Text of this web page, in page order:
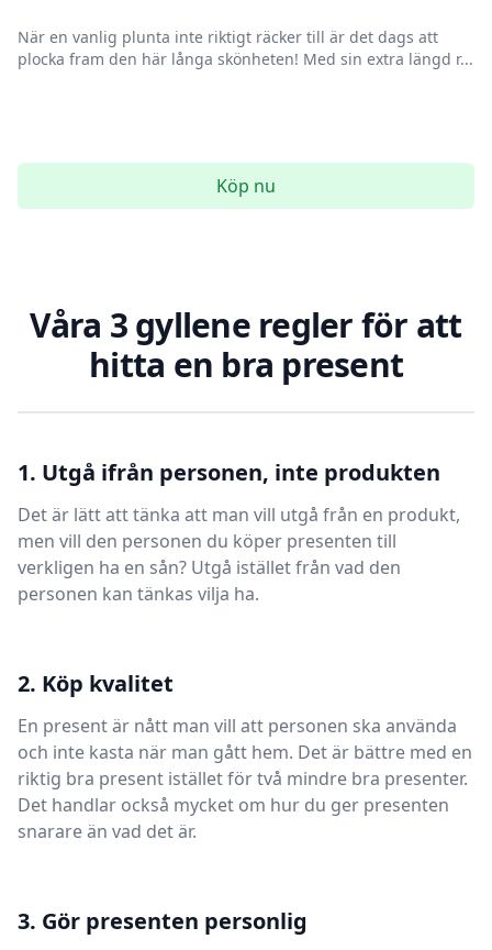
När en vanlig plunta inte riktigt räcker till är det dags att
plocka fram den här långa skönheten! Med sin extra längd r...
Köp nu
Våra 3 gyllene regler för att
hitta en bra present
1. Utgå ifrån personen, inte produkten
Det är lätt att tänka att man vill utgå från en produkt,
men vill den personen du köper presenten till
verkligen ha en sån? Utgå istället från vad den
personen kan tänkas vilja ha.
2. Köp kvalitet
En present är nått man vill att personen ska använda
och inte kasta när man gått hem. Det är bättre med en
riktig bra present istället för två mindre bra presenter.
Det handlar också mycket om hur du ger presenten
snarare än vad det är.
3. Gör presenten personlig